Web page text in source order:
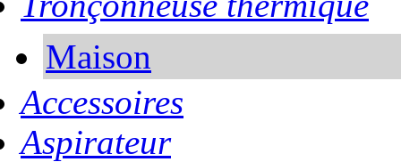
Maison
Accessoires
Aspirateur